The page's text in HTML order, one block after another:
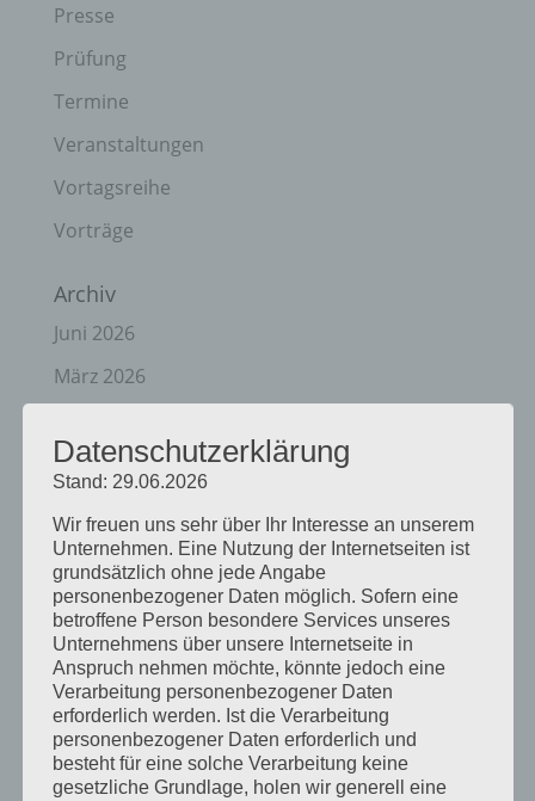
Presse
Prüfung
Termine
Veranstaltungen
Vortagsreihe
Vorträge
Archiv
Juni 2026
März 2026
Dezember 2025
März 2025
Februar 2025
Januar 2025
Dezember 2024
September 2024
August 2024
Datenschutzerklärung
Stand: 29.06.2026
Wir freuen uns sehr über Ihr Interesse an unserem
Unternehmen. Eine Nutzung der Internetseiten ist
grundsätzlich ohne jede Angabe
personenbezogener Daten möglich. Sofern eine
betroffene Person besondere Services unseres
Unternehmens über unsere Internetseite in
Anspruch nehmen möchte, könnte jedoch eine
Verarbeitung personenbezogener Daten
erforderlich werden. Ist die Verarbeitung
personenbezogener Daten erforderlich und
besteht für eine solche Verarbeitung keine
gesetzliche Grundlage, holen wir generell eine